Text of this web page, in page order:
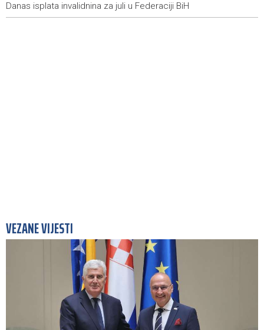
08:39
Najave foto i video servisa za 10. 8. 2026. godine
Danas isplata invalidnina za juli u Federaciji BiH
VEZANE VIJESTI